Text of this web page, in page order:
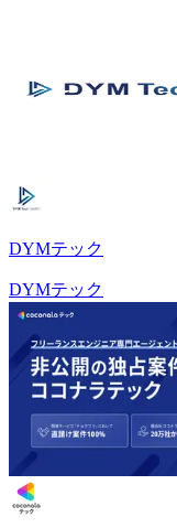
DYMテック
DYMテック